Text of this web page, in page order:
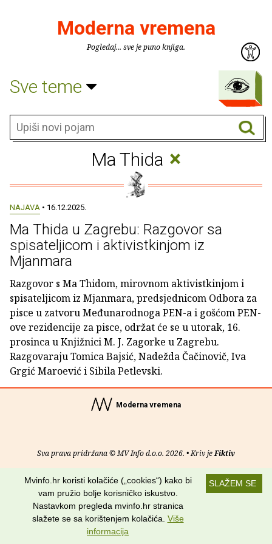
Moderna vremena
Pogledaj... sve je puno knjiga.
Sve teme
Ma Thida ×
NAJAVA • 16.12.2025.
Ma Thida u Zagrebu: Razgovor sa
spisateljicom i aktivistkinjom iz
Mjanmara
Razgovor s Ma Thidom, mirovnom aktivistkinjom i
spisateljicom iz Mjanmara, predsjednicom Odbora za
pisce u zatvoru Međunarodnoga PEN-a i gošćom PEN-
ove rezidencije za pisce, održat će se u utorak, 16.
prosinca u Knjižnici M. J. Zagorke u Zagrebu.
Razgovaraju Tomica Bajsić, Nadežda Čačinovič, Iva
Grgić Maroević i Sibila Petlevski.
Moderna vremena
Sva prava pridržana © MV Info d.o.o. 2026. • Kriv jeFiktiv
O nama • Pomoć• Uvjeti korištenja• RSS kanali
SLAŽEM SE
Mvinfo.hr koristi kolačiće („cookies“) kako bi
vam pružio bolje korisničko iskustvo.
Nastavkom pregleda mvinfo.hr stranica
slažete se sa korištenjem kolačića. Više
informacija